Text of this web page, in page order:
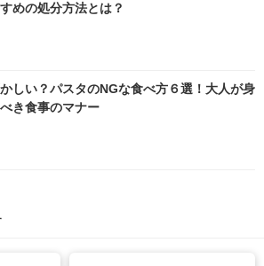
めの処分方法とは？
しい？パスタのNGな食べ方６選！大人が身
き食事のマナー